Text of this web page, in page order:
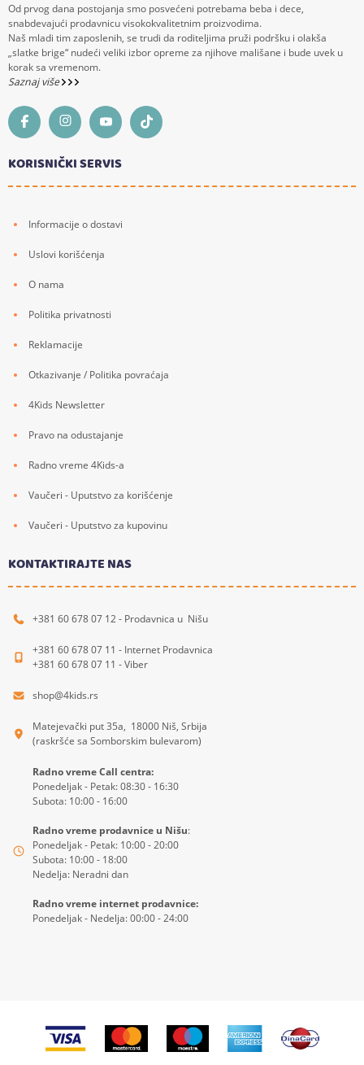
Od prvog dana postojanja smo posvećeni potrebama beba i dece,
snabdevajući prodavnicu visokokvalitetnim proizvodima.
Naš mladi tim zaposlenih, se trudi da roditeljima pruži podršku i olakša
„slatke brige“ nudeći veliki izbor opreme za njihove mališane i bude uvek u
korak sa vremenom.
Saznaj više
KORISNIČKI SERVIS
Informacije o dostavi
Uslovi korišćenja
O nama
Politika privatnosti
Reklamacije
Otkazivanje / Politika povraćaja
4Kids Newsletter
Pravo na odustajanje
Radno vreme 4Kids-a
Vaučeri - Uputstvo za korišćenje
Vaučeri - Uputstvo za kupovinu
KONTAKTIRAJTE NAS
+381 60 678 07 12 - Prodavnica u Nišu
+381 60 678 07 11 - Internet Prodavnica
+381 60 678 07 11 - Viber
shop@4kids.rs
Matejevački put 35a, 18000 Niš, Srbija
(raskršće sa Somborskim bulevarom)
Radno vreme Call centra:
Ponedeljak - Petak: 08:30 - 16:30
Subota: 10:00 - 16:00
Radno vreme prodavnice u Nišu:
Ponedeljak - Petak: 10:00 - 20:00
Subota: 10:00 - 18:00
Nedelja: Neradni dan
Radno vreme internet prodavnice:
Ponedeljak - Nedelja: 00:00 - 24:00